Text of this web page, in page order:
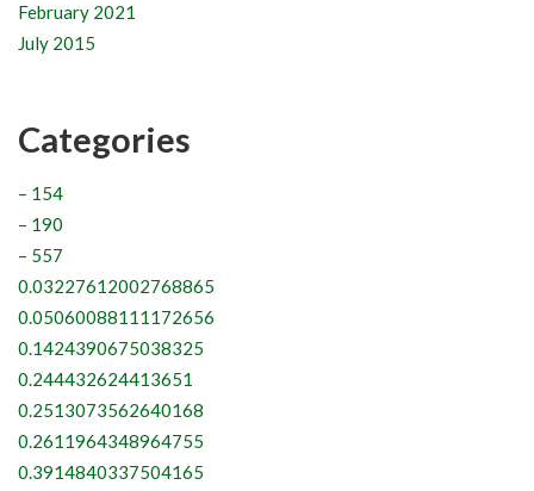
February 2021
July 2015
Categories
– 154
– 190
– 557
0.03227612002768865
0.05060088111172656
0.1424390675038325
0.244432624413651
0.2513073562640168
0.2611964348964755
0.3914840337504165